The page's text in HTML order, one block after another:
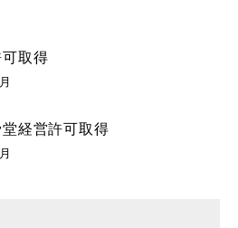
取得
経営許可取得